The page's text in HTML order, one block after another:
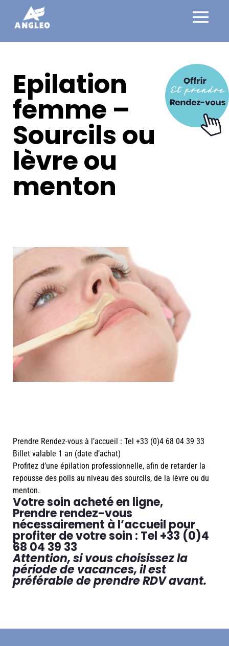
Epilation
femme –
Sourcils ou
lèvre ou
menton
Prendre Rendez-vous à l’accueil : Tel +33 (0)4 68 04 39 33
Billet valable 1 an (date d’achat)
Profitez d’une épilation professionnelle, afin de retarder la
repousse des poils au niveau des sourcils, de la lèvre ou du
menton.
Votre soin acheté en ligne,
Prendre rendez-vous
nécessairement à l’accueil pour
profiter de votre soin : Tel +33 (0)4
68 04 39 33
Attention, si vous choisissez la
période de vacances, il est
préférable de prendre RDV avant.